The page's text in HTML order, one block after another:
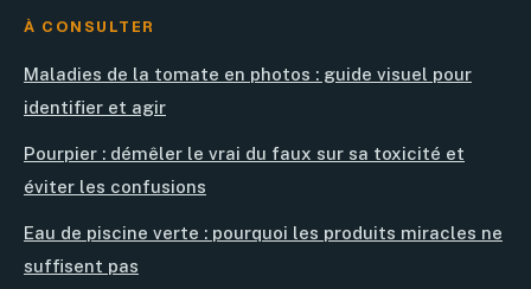
À CONSULTER
Maladies de la tomate en photos : guide visuel pour
identifier et agir
Pourpier : démêler le vrai du faux sur sa toxicité et
éviter les confusions
Eau de piscine verte : pourquoi les produits miracles ne
suffisent pas